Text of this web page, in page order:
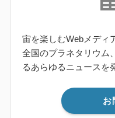
宙を楽しむWebメディ
全国のプラネタリウム
るあらゆるニュースを
お